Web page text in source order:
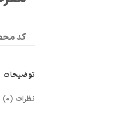
کد
توضیحات
نظرات (0)